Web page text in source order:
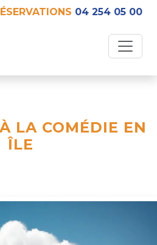
04 254 05 00
LA COMÉDIE EN
ÎLE